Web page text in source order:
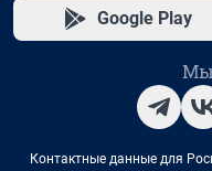
Google Play
Мы
Контактные данные для